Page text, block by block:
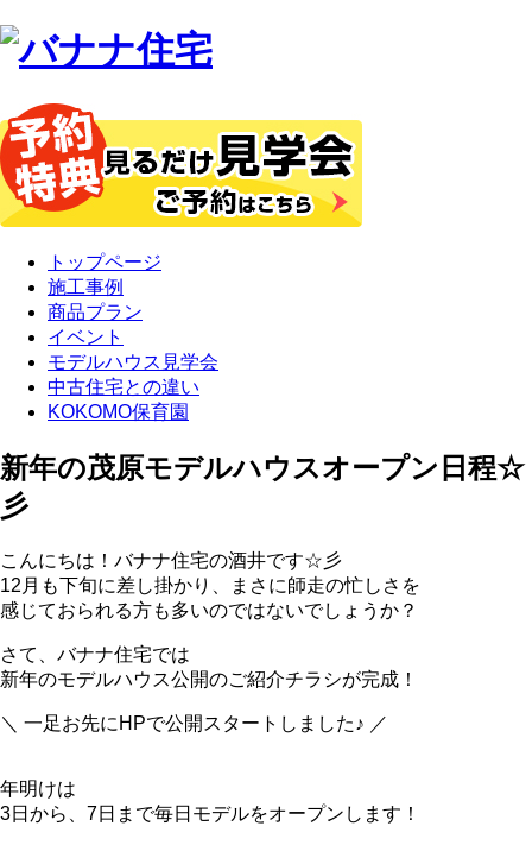
トップページ
施工事例
商品プラン
イベント
モデルハウス見学会
中古住宅との違い
KOKOMO保育園
新年の茂原モデルハウスオープン日程☆
彡
こんにちは！バナナ住宅の酒井です☆彡
12月も下旬に差し掛かり、まさに師走の忙しさを
感じておられる方も多いのではないでしょうか？
さて、バナナ住宅では
新年のモデルハウス公開のご紹介チラシが完成！
＼ 一足お先にHPで公開スタートしました♪ ／
年明けは
3日から、7日まで毎日モデルをオープンします！